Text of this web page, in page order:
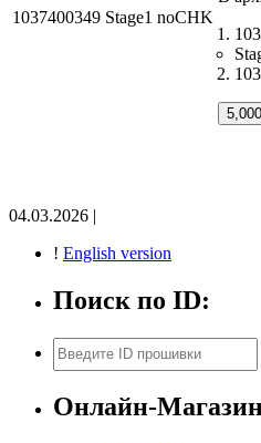
1037400349 Stage1 noCHK
04.03.2026 |
! English version
Поиск по ID:
Поиск
Онлайн-